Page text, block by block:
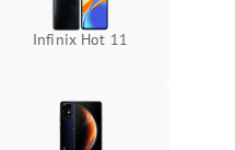
Infinix Hot 11